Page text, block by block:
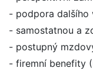
- podpora dalšího
- samostatnou a
- postupný
- firemní benefity